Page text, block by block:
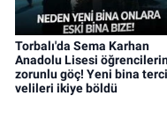
Torbalı'da Sema Karhan
Anadolu Lisesi
zorunlu göç! Yeni bina
velileri ikiye böldü